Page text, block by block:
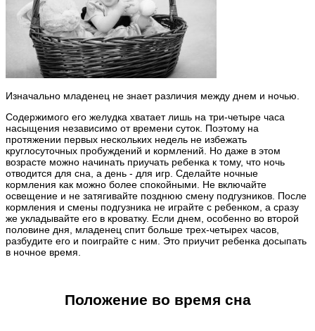
Изначально младенец не знает различия между днем и ночью.
Содержимого его желудка хватает лишь на три-четыре часа
насыщения независимо от времени суток. Поэтому на
протяжении первых нескольких недель не избежать
круглосуточных пробуждений и кормлений. Но даже в этом
возрасте можно начинать приучать ребенка к тому, что ночь
отводится для сна, а день - для игр. Сделайте ночные
кормления как можно более спокойными. Не включайте
освещение и не затягивайте позднюю смену подгузников. После
кормления и смены подгузника не играйте с ребенком, а сразу
же укладывайте его в кроватку. Если днем, особенно во второй
половине дня, младенец спит больше трех-четырех часов,
разбудите его и поиграйте с ним. Это приучит ребенка досыпать
в ночное время.
Положение во время сна